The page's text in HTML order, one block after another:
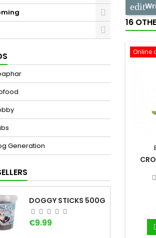
Generation
DOGGY STICKS 500G
Price
€9.99
16
Online